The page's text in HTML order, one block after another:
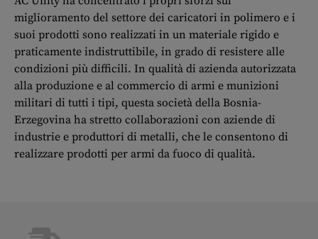
miglioramento del settore dei caricatori in polimero e i
suoi prodotti sono realizzati in un materiale rigido e
praticamente indistruttibile, in grado di resistere alle
condizioni più difficili. In qualità di azienda autorizzata
alla produzione e al commercio di armi e munizioni
militari di tutti i tipi, questa società della Bosnia-
Erzegovina ha stretto collaborazioni con aziende di
industrie e produttori di metalli, che le consentono di
realizzare prodotti per armi da fuoco di qualità.